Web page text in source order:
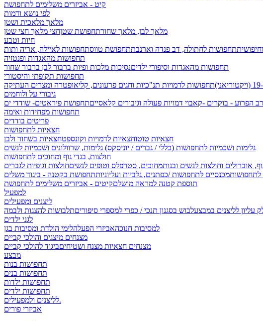
קיט - אביזרים משלימים לתחפושת
לפי נושא ודמות
מלאך מלאכית ושטן
מלאך לבן, מלאך שחורתחפושת שטןחצי מלאך חצי שטן
חיות וטבע
תחפושות לחתולה, דב פנדה וארנבתתחפושת טווסתחפושות לאיילה, אריה ותות
תחפושות מהאגדות ופנטזיה
תחפושות מהאגדות וסיפורי ילדיםנסיכות מלכות ופיות ברבור לבן ברבור שחור
תחפושות תקופתי והיסטורי
תחפושות לדמויות תנ"כיות וחגים פרעונים, קליאופטרה ומצרים העתיקה
גיבורי על ולוחמים
הפרוע - בוקרים -קאבוי דמויות פעולה וגיבורים קלאסייםתחפושת פיראטים- שודדי ים
תחפושות מפחידות ואימה
פריטים בודדים
חצאיות לתחפושות
חצאיות טוטוחצאיות לדמויות וקונספטחצאיות בשחור ולבן
גלימות ושכמיות לתחפושות (כללי / גברים / יוניסקס) גלימות, שרוולונים ושכמיות לנשים
חולצות, בגדי גוף ומחוכים לתחפושות
אוברולים וחולצות לנשים ובנותמחוכים, סטרפלס וטופים לנשיםחולצות וגופיות לגברים
לתחפושותמכנסיים לתחפושות /כפתנים, גלביות ועליוניותתחפושת בקטנה - ביגוד משלים
תוספת קטנה למראה מושלםקיטים - אביזרים משלימים לתחפושת
למפעיל
ליצנים ומפעילים
עליון לליצנים במבצעלבוש בסגנון תנכי / כפרי למספרי סיפוריםתלבושות להצגות ולבמה
לגני ילדים
למסיבות חנוכהאביזרי הפעלהלימי הולדת ומסיבות בגן
מצנחים מיצגים והולכי קביים
מצנחים חצאיות מצנח ושטיחיםביגוד להולכי קביים
מבצע
תחפושות בנות
תחפושות בנים
תחפושות ילדות
תחפושות ילדים
לליצנים ולמפעילים.
אביזרי פורים